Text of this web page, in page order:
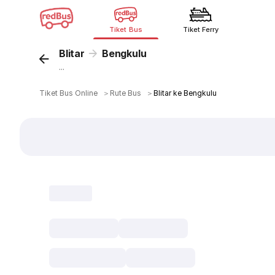
Tiket Bus Tiket Ferry
Blitar Bengkulu
...
Tiket Bus Online ＞ Rute Bus ＞Blitar ke Bengkulu